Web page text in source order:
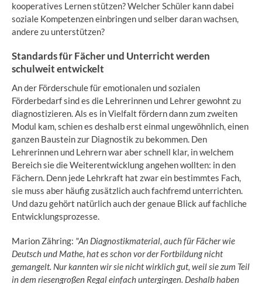
kooperatives Lernen stützen? Welcher Schüler kann dabei
soziale Kompetenzen einbringen und selber daran wachsen,
andere zu unterstützen?
Standards für Fächer und Unterricht werden
schulweit entwickelt
An der Förderschule für emotionalen und sozialen
Förderbedarf sind es die Lehrerinnen und Lehrer gewohnt zu
diagnostizieren. Als es in Vielfalt fördern dann zum zweiten
Modul kam, schien es deshalb erst einmal ungewöhnlich, einen
ganzen Baustein zur Diagnostik zu bekommen. Den
Lehrerinnen und Lehrern war aber schnell klar, in welchem
Bereich sie die Weiterentwicklung angehen wollten: in den
Fächern. Denn jede Lehrkraft hat zwar ein bestimmtes Fach,
sie muss aber häufig zusätzlich auch fachfremd unterrichten.
Und dazu gehört natürlich auch der genaue Blick auf fachliche
Entwicklungsprozesse.
Marion Zähring: "An Diagnostikmaterial, auch für Fächer wie
Deutsch und Mathe, hat es schon vor der Fortbildung nicht
gemangelt. Nur kannten wir sie nicht wirklich gut, weil sie zum Teil
in dem riesengroßen Regal einfach untergingen. Deshalb haben